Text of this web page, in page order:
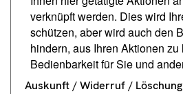
Auskunft / Widerruf / Löschung